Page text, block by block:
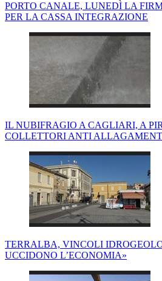
PORTO CANALE, LUNEDÌ LA
PER LA CASSA INTEGRAZIONE
IL NUBIFRAGIO A CAGLIARI, A
COLLETTORI ANTI
TERRALBA, VINCOLI
UCCIDONO L’ECONOMIA»